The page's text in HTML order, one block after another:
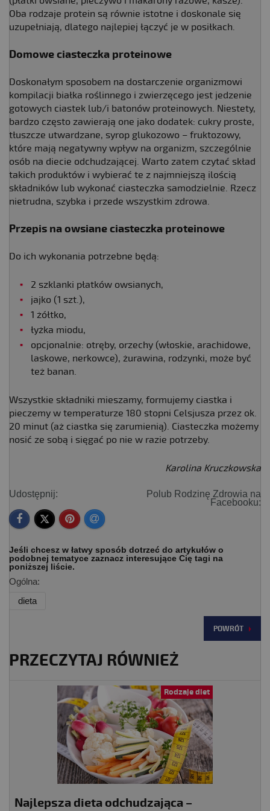
Oba rodzaje protein są równie istotne i doskonale się
uzupełniają, dlatego najlepiej łączyć je w posiłkach.
Domowe ciasteczka proteinowe
Doskonałym sposobem na dostarczenie organizmowi
kompilacji białka roślinnego i zwierzęcego jest jedzenie
gotowych ciastek lub/i batonów proteinowych. Niestety,
bardzo często zawierają one jako dodatek: cukry proste,
tłuszcze utwardzane, syrop glukozowo – fruktozowy,
które mają negatywny wpływ na organizm, szczególnie
osób na diecie odchudzającej. Warto zatem czytać skład
takich produktów i wybierać te z najmniejszą ilością
składników lub wykonać ciasteczka samodzielnie. Rzecz
nietrudna, szybka i przede wszystkim zdrowa.
Przepis na owsiane ciasteczka proteinowe
Do ich wykonania potrzebne będą:
2 szklanki płatków owsianych,
jajko (1 szt.),
1 żółtko,
łyżka miodu,
opcjonalnie: otręby, orzechy (włoskie, arachidowe,
laskowe, nerkowce), żurawina, rodzynki, może być
też banan.
Wszystkie składniki mieszamy, formujemy ciastka i
pieczemy w temperaturze 180 stopni Celsjusza przez ok.
20 minut (aż ciastka się zarumienią). Ciasteczka możemy
nosić ze sobą i sięgać po nie w razie potrzeby.
Karolina Kruczkowska
Udostępnij:
Polub Rodzinę Zdrowia na
Facebooku:
Jeśli chcesz w łatwy sposób dotrzeć do artykułów o
podobnej tematyce zaznacz interesujące Cię tagi na
poniższej liście.
Ogólna:
dieta
POWRÓT
PRZECZYTAJ RÓWNIEŻ
Rodzaje diet
Najlepsza dieta odchudzająca –